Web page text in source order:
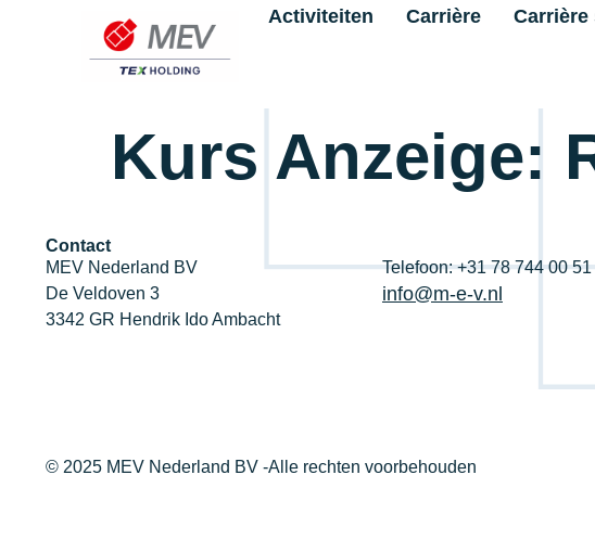
Activiteiten Carrière Carrière
Kurs Anzeige:
Contact
MEV Nederland BV
De Veldoven 3
3342 GR Hendrik Ido Ambacht
Telefoon: +31 78 744 00 51
info@m-e-v.nl
© 2025 MEV Nederland BV -Alle rechten voorbehouden